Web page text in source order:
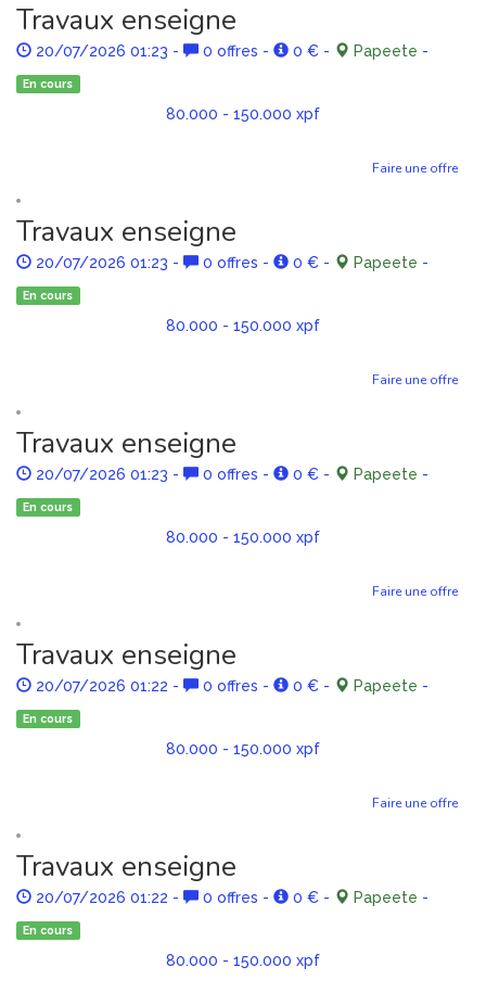
Travaux enseigne
20/07/2026 01:23 - 0 offres - 0 € - Papeete -
En cours
80.000 - 150.000 xpf
Faire une offre
Travaux enseigne
20/07/2026 01:23 - 0 offres - 0 € - Papeete -
En cours
80.000 - 150.000 xpf
Faire une offre
Travaux enseigne
20/07/2026 01:23 - 0 offres - 0 € - Papeete -
En cours
80.000 - 150.000 xpf
Faire une offre
Travaux enseigne
20/07/2026 01:22 - 0 offres - 0 € - Papeete -
En cours
80.000 - 150.000 xpf
Faire une offre
Travaux enseigne
20/07/2026 01:22 - 0 offres - 0 € - Papeete -
En cours
80.000 - 150.000 xpf